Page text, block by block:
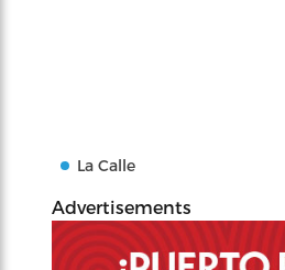
La Calle
Advertisements